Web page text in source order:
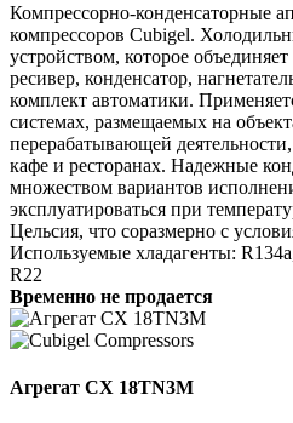
Компрессорно-конденсаторные
компрессоров Cubigel.
устройством, которое
ресивер, конденсатор,
комплект автоматики.
системах, размещаемых на
перерабатывающей
кафе и ресторанах. Надежные
множеством вариантов
эксплуатироваться при
Цельсия, что соразмерно с
Используемые хладагенты:
R22
Временно не продается
Агрегат CX 18TN3M